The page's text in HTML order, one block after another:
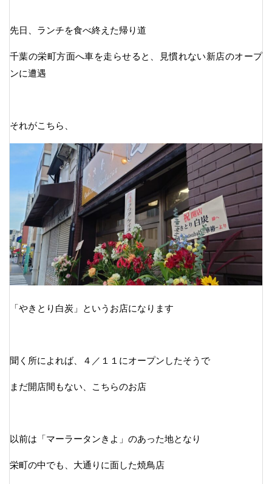
先日、ランチを食べ終えた帰り道
千葉の栄町方面へ車を走らせると、見慣れない新店のオープ
ンに遭遇
それがこちら、
「やきとり白炭」というお店になります
聞く所によれば、４／１１にオープンしたそうで
まだ開店間もない、こちらのお店
以前は「マーラータンきよ」のあった地となり
栄町の中でも、大通りに面した焼鳥店